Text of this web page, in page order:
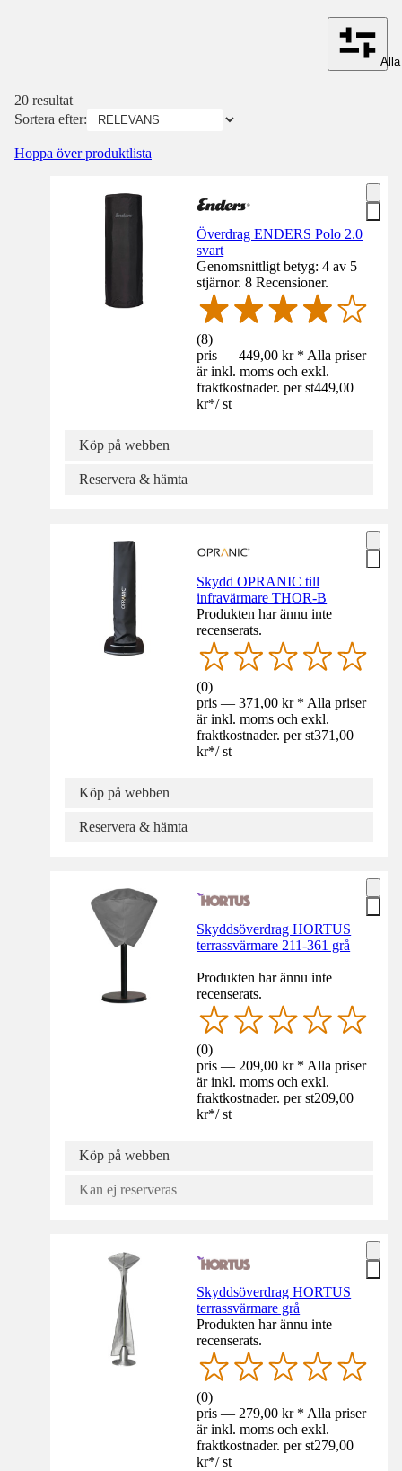
20 resultat
Sortera efter:
Hoppa över produktlista
Överdrag ENDERS Polo 2.0
svart
Genomsnittligt betyg: 4 av 5
stjärnor. 8 Recensioner.
(8)
pris — 449,00 kr * Alla priser
är inkl. moms och exkl.
fraktkostnader. per st449,00
kr*/ st
Köp på webben
Reservera & hämta
Skydd OPRANIC till
infravärmare THOR-B
Produkten har ännu inte
recenserats.
(0)
pris — 371,00 kr * Alla priser
är inkl. moms och exkl.
fraktkostnader. per st371,00
kr*/ st
Köp på webben
Reservera & hämta
Skyddsöverdrag HORTUS
terrassvärmare 211-361 grå
Produkten har ännu inte
recenserats.
(0)
pris — 209,00 kr * Alla priser
är inkl. moms och exkl.
fraktkostnader. per st209,00
kr*/ st
Köp på webben
Kan ej reserveras
Skyddsöverdrag HORTUS
terrassvärmare grå
Produkten har ännu inte
recenserats.
(0)
pris — 279,00 kr * Alla priser
är inkl. moms och exkl.
fraktkostnader. per st279,00
kr*/ st